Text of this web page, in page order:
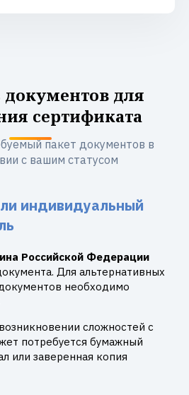
для
сертификата
пакет документов в
с вашим статусом
индивидуальный
Российской Федерации
Для альтернативных
необходимо
сложностей с
потребуется бумажный
или заверенная копия